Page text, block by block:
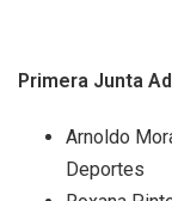
Primera Junta
Arnoldo
Deportes